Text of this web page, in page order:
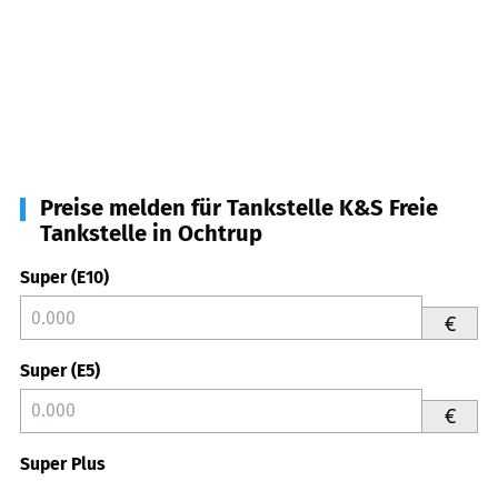
Preise melden für Tankstelle K&S Freie
Tankstelle in Ochtrup
Super (E10)
€
Super (E5)
€
Super Plus